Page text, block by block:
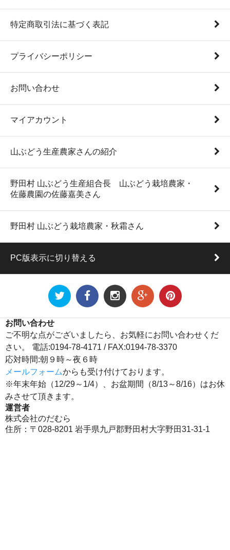
特定商取引法に基づく表記
プライバシーポリシー
お問い合わせ
マイアカウント
山ぶどう生産農家さんの紹介
野田村 山ぶどう生産組合長 山ぶどう栽培農家・
佐藤農園の佐藤嘉美さん
野田村 山ぶどう栽培農家・秋霜さん
PC版表示に切り替える
お問い合わせ
ご不明な点がございましたら、お気軽にお問い合わせくだ
さい。 電話:0194-78-4171 / FAX:0194-78-3370
応対時間:朝９時～夜６時
メールフォームからも受け付けております。
※年末年始（12/29～1/4）、お盆期間（8/13～8/16）はお休
みさせて頂きます。
運営者
株式会社のだむら
住所：〒028-8201 岩手県九戸郡野田村大字野田31-31-1